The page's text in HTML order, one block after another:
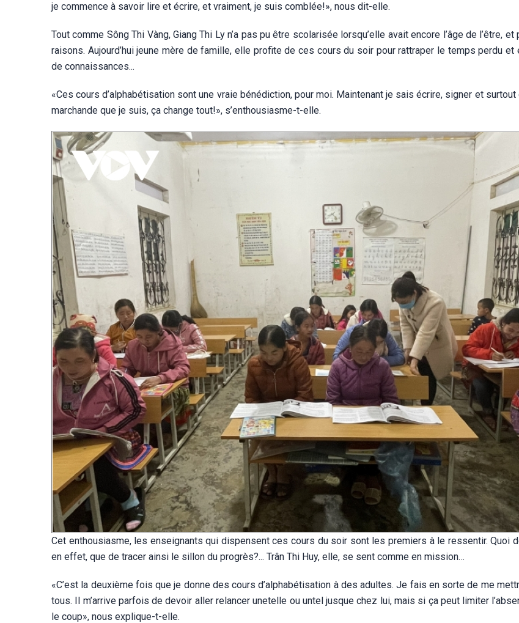
je commence à savoir lire et écrire, et vraiment, je suis comblée!», nous dit-elle.
Tout comme Sông Thi Vàng, Giang Thi Ly n’a pas pu être scolarisée lorsqu’elle avait encore l’âge de l’être,
raisons. Aujourd’hui jeune mère de famille, elle profite de ces cours du soir pour rattraper le temps perdu et
de connaissances...
«Ces cours d’alphabétisation sont une vraie bénédiction, pour moi. Maintenant je sais écrire, signer et surtout
marchande que je suis, ça change tout!», s’enthousiasme-t-elle.
Cet enthousiasme, les enseignants qui dispensent ces cours du soir sont les premiers à le ressentir. Quoi
en effet, que de tracer ainsi le sillon du progrès?... Trân Thi Huy, elle, se sent comme en mission…
«C’est la deuxième fois que je donne des cours d’alphabétisation à des adultes. Je fais en sorte de me
tous. Il m’arrive parfois de devoir aller relancer unetelle ou untel jusque chez lui, mais si ça peut limiter
le coup», nous explique-t-elle.